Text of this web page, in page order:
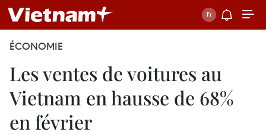
ÉCONOMIE
Les ventes de voitures au
Vietnam en hausse de 68%
en février